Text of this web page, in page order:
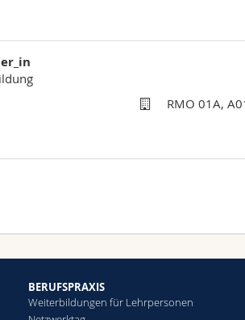
RMO 01A,
BERUFSPRAXIS
Weiterbildungen für Lehrpersonen